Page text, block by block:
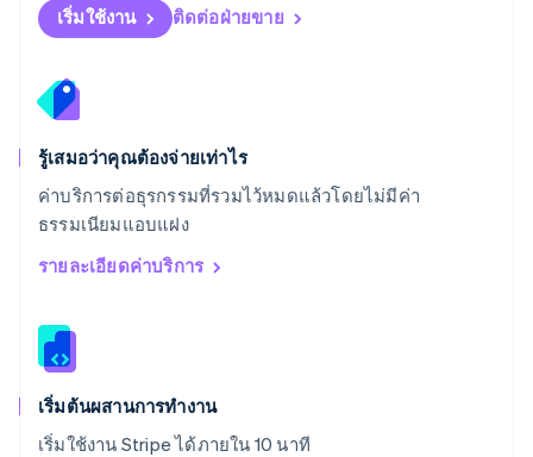
เริ่มใช้งาน ติดต่อฝ่ายขาย
รู้เสมอว่าคุณต้องจ่ายเท่าไร
ค่าบริการต่อธุรกรรมที่รวมไว้หมดแล้วโดยไม่มีค่า
ธรรมเนียมแอบแฝง
รายละเอียดค่าบริการ
เริ่มต้นผสานการทำงาน
เริ่มใช้งาน Stripe ได้ภายใน 10 นาที
EnglishItaliano
สวิตเซอร์แลนด์
สวีเดน
Svenska
EnglishEspañol简体中文
สหรัฐอาหรับเอมิเรตส์
English
สหราชอาณาจักร
English
สิงคโปร์
ออสเตรเลีย
English
DeutschEnglish